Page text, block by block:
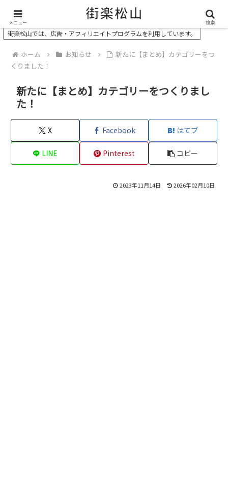
＼ 松山の街を“オモシロク”する地域情報メディア ／
街楽松山では、広告・アフィリエイトプログラムを利用しています。
ホーム お知らせ
新たに【まとめ】カテゴリーをつ
くりました！
新たに【まとめ】カテゴリーをつくりまし
た！
X Facebook はてブ
LINE Pinterest コピー
2023年11月14日 2026年02月10日
メニュー 検索